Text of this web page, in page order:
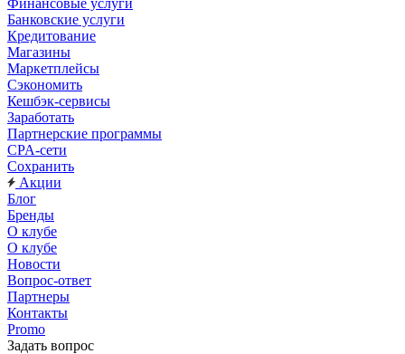
Финансовые услуги
Банковские услуги
Кредитование
Магазины
Маркетплейсы
Сэкономить
Кешбэк-сервисы
Заработать
Партнерские программы
CPA-сети
Сохранить
Акции
Блог
Бренды
О клубе
О клубе
Новости
Вопрос-ответ
Партнеры
Контакты
Promo
Задать вопрос